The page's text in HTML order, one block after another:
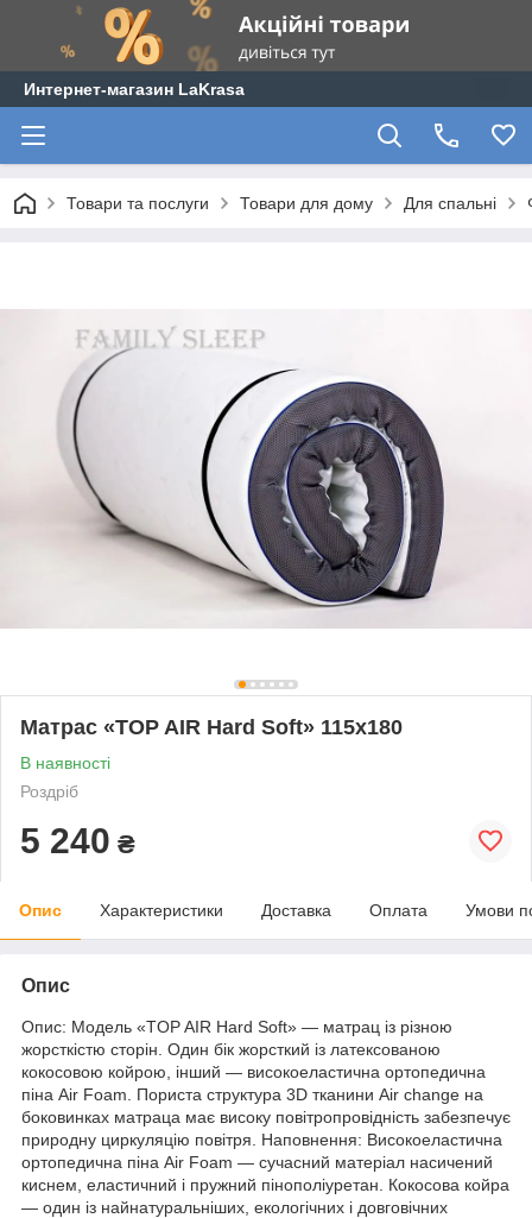
Интернет-магазин LaKrasa
Товари та послуги Товари для дому Для спальні
Матрас «TOP AIR Hard Soft» 115x180
В наявності
Роздріб
5 240 ₴
Опис Характеристики Доставка Оплата Умови
Опис
Опис: Модель «TOP AIR Hard Soft» — матрац із різною
жорсткістю сторін. Один бік жорсткий із латексованою
кокосовою койрою, інший — високоеластична ортопедична
піна Air Foam. Пориста структура 3D тканини Air change на
боковинках матраца має високу повітропровідність забезпечує
природну циркуляцію повітря. Наповнення: Високоеластична
ортопедична піна Air Foam — сучасний матеріал насичений
киснем, еластичний і пружний пінополіуретан. Кокосова койра
— один із найнатуральніших, екологічних і довговічних